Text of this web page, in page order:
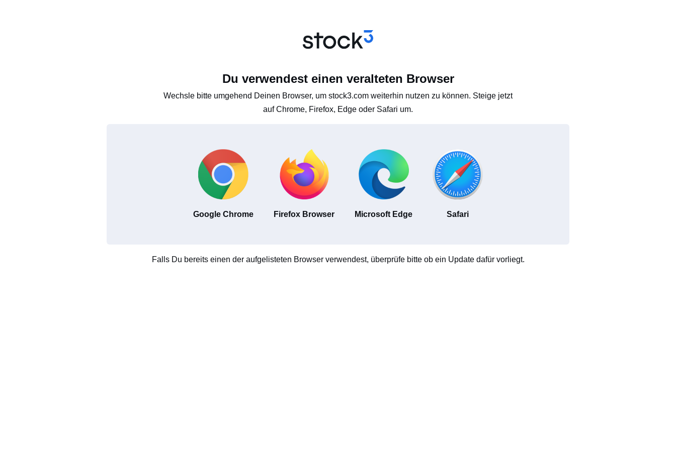
Du verwendest einen veralteten Browser
Wechsle bitte umgehend Deinen Browser, um stock3.com weiterhin nutzen zu können. Steige jetzt
auf Chrome, Firefox, Edge oder Safari um.
Google Chrome Firefox Browser Microsoft Edge Safari
Falls Du bereits einen der aufgelisteten Browser verwendest, überprüfe bitte ob ein Update dafür vorliegt.